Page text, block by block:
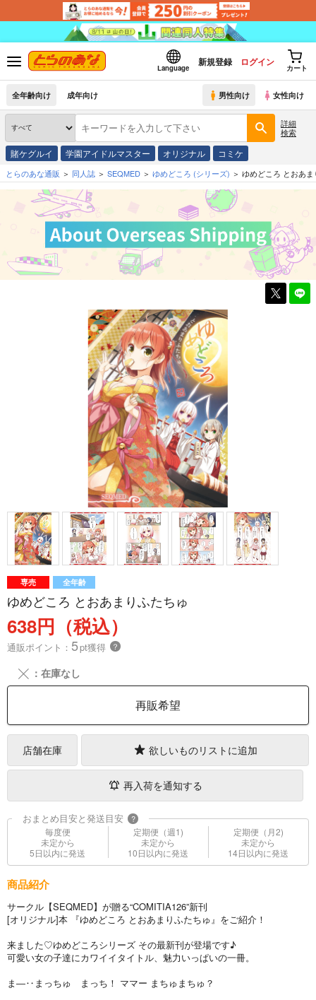
Language
新規登録 ログイン
カート
全年齢向け 成年向け 男性向け 女性向け
詳細
検索
賭ケグルイ 学園アイドルマスター オリジナル コミケ
とらのあな通販 同人誌 SEQMED ゆめどころ (シリーズ) ゆめどころ とおあ
専売 全年齢
ゆめどころ とおあまりふたちゅ
638円（税込）
通販ポイント： 5pt獲得 ？
╳ ：在庫なし
再販希望
店舗在庫 欲しいものリストに追加
再入荷を通知する
おまとめ目安と発送目安 ?
毎度便
未定から
5日以内に発送
定期便（週1)
未定から
10日以内に発送
定期便（月2)
未定から
14日以内に発送
商品紹介
サークル【SEQMED】が贈る“COMITIA126”新刊
[オリジナル]本 『ゆめどころ とおあまりふたちゅ』をご紹介！
来ました♡ゆめどころシリーズ その最新刊が登場です♪
可愛い女の子達にカワイイタイトル、魅力いっぱいの一冊。
ま―‥まっちゅ まっち！ ママー まちゅまちゅ？